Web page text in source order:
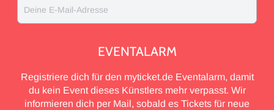
Deine E-Mail-Adresse
EVENTALARM
Registriere dich für den myticket.de Eventalarm, damit
du kein Event dieses Künstlers mehr verpasst. Wir
informieren dich per Mail, sobald es Tickets für neue